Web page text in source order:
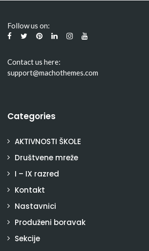
Follow us on:
Contact us here:
support@machothemes.com
Categories
AKTIVNOSTI ŠKOLE
Društvene mreže
I – IX razred
Kontakt
Nastavnici
Produženi boravak
Sekcije